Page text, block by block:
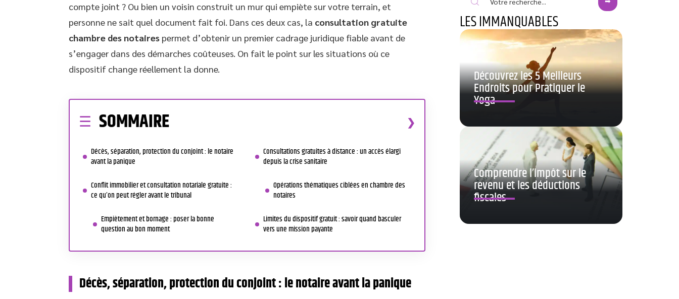
compte joint ? Ou bien un voisin construit un mur qui empiète sur votre terrain, et
personne ne sait quel document fait foi. Dans ces deux cas, la consultation gratuite
chambre des notaires permet d’obtenir un premier cadrage juridique fiable avant de
s’engager dans des démarches coûteuses. On fait le point sur les situations où ce
dispositif change réellement la donne.
SOMMAIRE
Décès, séparation, protection du conjoint : le notaire
avant la panique
Conflit immobilier et consultation notariale gratuite :
ce qu’on peut régler avant le tribunal
Empiètement et bornage : poser la bonne
question au bon moment
Consultations gratuites à distance : un accès élargi
depuis la crise sanitaire
Opérations thématiques ciblées en chambre des
notaires
Limites du dispositif gratuit : savoir quand basculer
vers une mission payante
Décès, séparation, protection du conjoint : le notaire avant la panique
LES IMMANQUABLES
Découvrez les 5 Meilleurs
Endroits pour Pratiquer le
Yoga
Comprendre l’impôt sur le
revenu et les déductions
fiscales